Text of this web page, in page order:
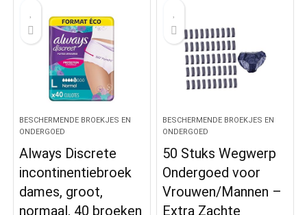
BESCHERMENDE BROEKJES EN
ONDERGOED
Always Discrete
incontinentiebroek
dames, groot,
normaal, 40 broeken
BESCHERMENDE BROEKJES EN
ONDERGOED
50 Stuks Wegwerp
Ondergoed voor
Vrouwen/Mannen –
Extra Zachte